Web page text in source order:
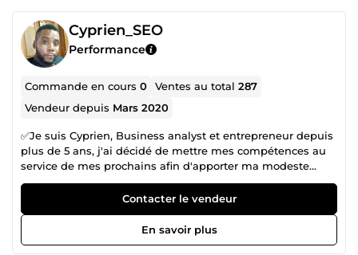
Cyprien_SEO
Performance
Commande en cours0 Ventes au total287
Vendeur depuis Mars 2020
✅Je suis Cyprien, Business analyst et entrepreneur depuis
plus de 5 ans, j'ai décidé de mettre mes compétences au
service de mes prochains afin d'apporter ma modeste
participation pour la réussite de vos projets (études,
entreprise, etc.) ✅Ma passion pour le freelance m'a
emmené à suivre suivre plusieurs formations et
développer plusieurs compétences (business developer, la
rédaction SEO, les langues, etc.) afin de toujours satisfaire
Contacter le vendeur
En savoir plus